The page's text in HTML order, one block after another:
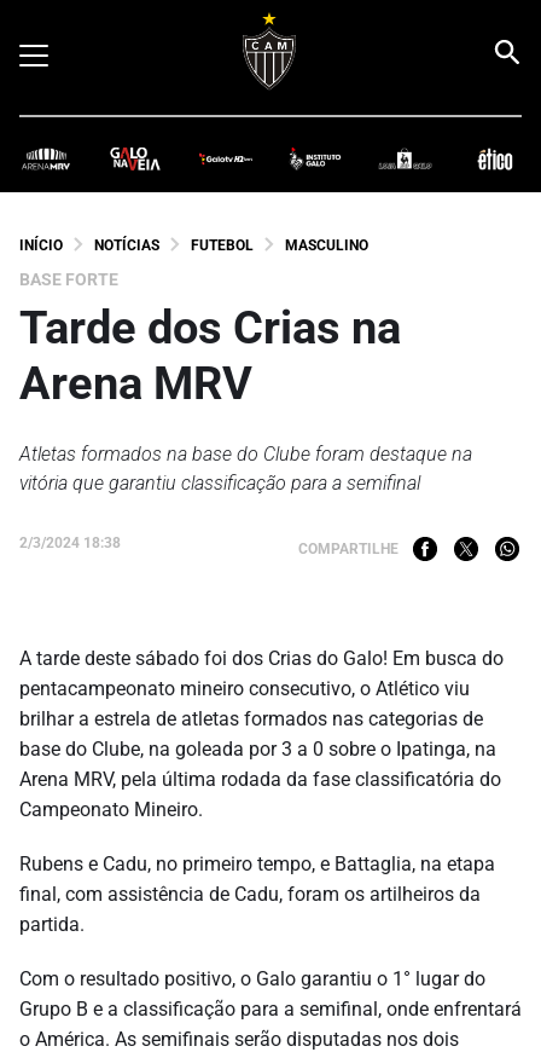
INÍCIO NOTÍCIAS FUTEBOL MASCULINO
BASE FORTE
Tarde dos Crias na
Arena MRV
Atletas formados na base do Clube foram destaque na
vitória que garantiu classificação para a semifinal
2/3/2024 18:38 COMPARTILHE
A tarde deste sábado foi dos Crias do Galo! Em busca do
pentacampeonato mineiro consecutivo, o Atlético viu
brilhar a estrela de atletas formados nas categorias de
base do Clube, na goleada por 3 a 0 sobre o Ipatinga, na
Arena MRV, pela última rodada da fase classificatória do
Campeonato Mineiro.
Rubens e Cadu, no primeiro tempo, e Battaglia, na etapa
final, com assistência de Cadu, foram os artilheiros da
partida.
Com o resultado positivo, o Galo garantiu o 1° lugar do
Grupo B e a classificação para a semifinal, onde enfrentará
o América. As semifinais serão disputadas nos dois